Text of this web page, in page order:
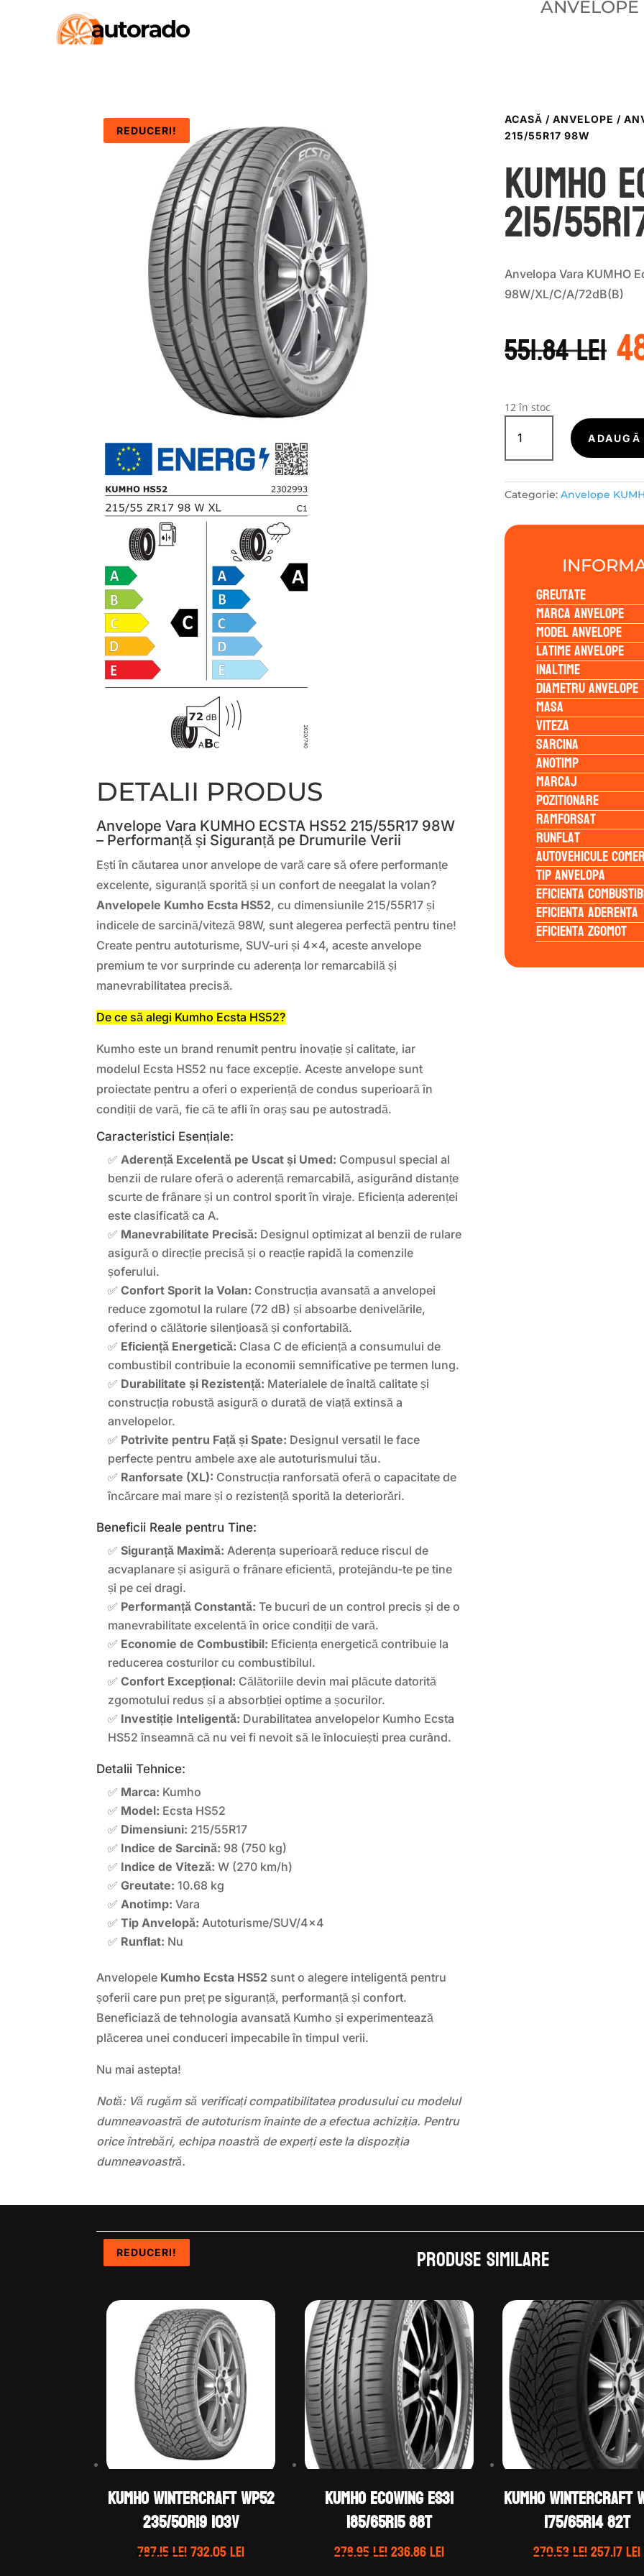
ANVELOPE
REDUCERI!
DETALII PRODUS
Anvelope Vara KUMHO ECSTA HS52 215/55R17 98W
– Performanță și Siguranță pe Drumurile Verii
Ești în căutarea unor anvelope de vară care să ofere performanțe
excelente, siguranță sporită și un confort de neegalat la volan?
Anvelopele Kumho Ecsta HS52, cu dimensiunile 215/55R17 și
indicele de sarcină/viteză 98W, sunt alegerea perfectă pentru tine!
Create pentru autoturisme, SUV-uri și 4×4, aceste anvelope
premium te vor surprinde cu aderența lor remarcabilă și
manevrabilitatea precisă.
De ce să alegi Kumho Ecsta HS52?
Kumho este un brand renumit pentru inovație și calitate, iar
modelul Ecsta HS52 nu face excepție. Aceste anvelope sunt
proiectate pentru a oferi o experiență de condus superioară în
condiții de vară, fie că te afli în oraș sau pe autostradă.
Caracteristici Esențiale:
✅Aderență Excelentă pe Uscat și Umed: Compusul special al
benzii de rulare oferă o aderență remarcabilă, asigurând distanțe
scurte de frânare și un control sporit în viraje. Eficiența aderenței
este clasificată ca A.
✅ Manevrabilitate Precisă: Designul optimizat al benzii de rulare
asigură o direcție precisă și o reacție rapidă la comenzile
șoferului.
✅Confort Sporit la Volan: Construcția avansată a anvelopei
reduce zgomotul la rulare (72 dB) și absoarbe denivelările,
oferind o călătorie silențioasă și confortabilă.
✅ Eficiență Energetică: Clasa C de eficiență a consumului de
combustibil contribuie la economii semnificative pe termen lung.
✅ Durabilitate și Rezistență: Materialele de înaltă calitate și
construcția robustă asigură o durată de viață extinsă a
anvelopelor.
✅ Potrivite pentru Față și Spate: Designul versatil le face
perfecte pentru ambele axe ale autoturismului tău.
✅ Ranforsate (XL): Construcția ranforsată oferă o capacitate de
încărcare mai mare și o rezistență sporită la deteriorări.
Beneficii Reale pentru Tine:
✅Siguranță Maximă: Aderența superioară reduce riscul de
acvaplanare și asigură o frânare eficientă, protejându-te pe tine
și pe cei dragi.
✅ Performanță Constantă: Te bucuri de un control precis și de o
manevrabilitate excelentă în orice condiții de vară.
✅ Economie de Combustibil: Eficiența energetică contribuie la
reducerea costurilor cu combustibilul.
✅Confort Excepțional: Călătoriile devin mai plăcute datorită
zgomotului redus și a absorbției optime a șocurilor.
✅ Investiție Inteligentă: Durabilitatea anvelopelor Kumho Ecsta
HS52 înseamnă că nu vei fi nevoit să le înlocuiești prea curând.
Detalii Tehnice:
✅ Marca: Kumho
✅ Model: Ecsta HS52
✅ Dimensiuni: 215/55R17
✅ Indice de Sarcină: 98 (750 kg)
✅ Indice de Viteză: W (270 km/h)
✅Greutate: 10.68 kg
✅Anotimp: Vara
✅Tip Anvelopă: Autoturisme/SUV/4×4
✅ Runflat: Nu
Anvelopele Kumho Ecsta HS52 sunt o alegere inteligentă pentru
șoferii care pun preț pe siguranță, performanță și confort.
Beneficiază de tehnologia avansată Kumho și experimentează
plăcerea unei conduceri impecabile în timpul verii.
Nu mai astepta!
Notă: Vă rugăm să verificați compatibilitatea produsului cu modelul
dumneavoastră de autoturism înainte de a efectua achiziția. Pentru
orice întrebări, echipa noastră de experți este la dispoziția
dumneavoastră.
ACASĂ / ANVELOPE /
215/55R17 98W
Kumho
215/
Anvelopa Vara KUMHO
98W/XL/C/A/72dB(B)
551.84leia
12 în stoc
Cantitate
Kumho
ECSTA
215/55R17
98W
ADAUGĂ
Categorie: Anvelope
Greutate
Marca anvelope
Model anvelope
Latime anvelope
Inaltime
Diametru anvelope
Masa
Viteza
Sarcina
Anotimp
Marcaj
Pozitionare
Ramforsat
Runflat
Autovehicule
Tip anvelopa
Eficienta
Eficienta Aderenta
Eficienta Zgomot
Produse similare
REDUCERI!
Kumho WINTERCRAFT WP52
235/50R19 103V
787.15leiPrețul
732.05leiPrețul
REDUCERI!
Kumho ECOWING ES31
185/65R15 88T
278.95leiPrețul
236.86leiPrețul
REDUCERI!
Kumho WINTERCRAFT
175/65R14 82T
270.53leiPrețul
257.17lei
REDUCERI!